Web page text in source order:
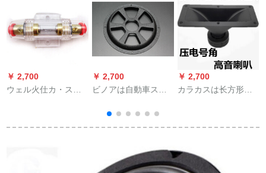
￥ 2,700
ウェル火仕カ・ステ
管ヒーズ
￥ 2,700
ビノアは自動車スピ
ー低音砲保護カバー
装飾輪配送ですねじ8
格）に適していま
す。
￥ 2,700
カラカスは长方形の
スペルカードは18.5